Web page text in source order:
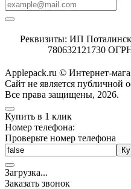
Реквизиты: ИП
780632121730
Applepack.ru © Интернет-
Cайт не является публичной
Все права защищены, 2026.
Купить в 1 клик
Номер телефона:
Проверьте номер телефона
Загрузка...
Заказать звонок